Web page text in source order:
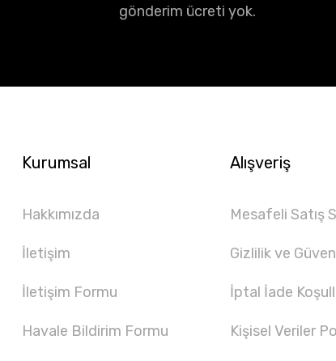
gönderim ücreti yok.
Kurumsal
Hakkımızda
İletişim
İletişim Formu
Havale Bildirim Formu
Alışveriş
Mesafeli Satış
Gizlilik ve
İptal İade
Kişisel Veriler